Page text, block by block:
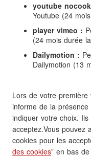
youtube
Youtube (24
player vimeo :
(24 mois durée
Dailymotion :
Dailymotion (13
Lors de votre
informe de la
indiquer votre choix.
acceptez.Vous pouvez
cookies pour les
des cookies” en bas